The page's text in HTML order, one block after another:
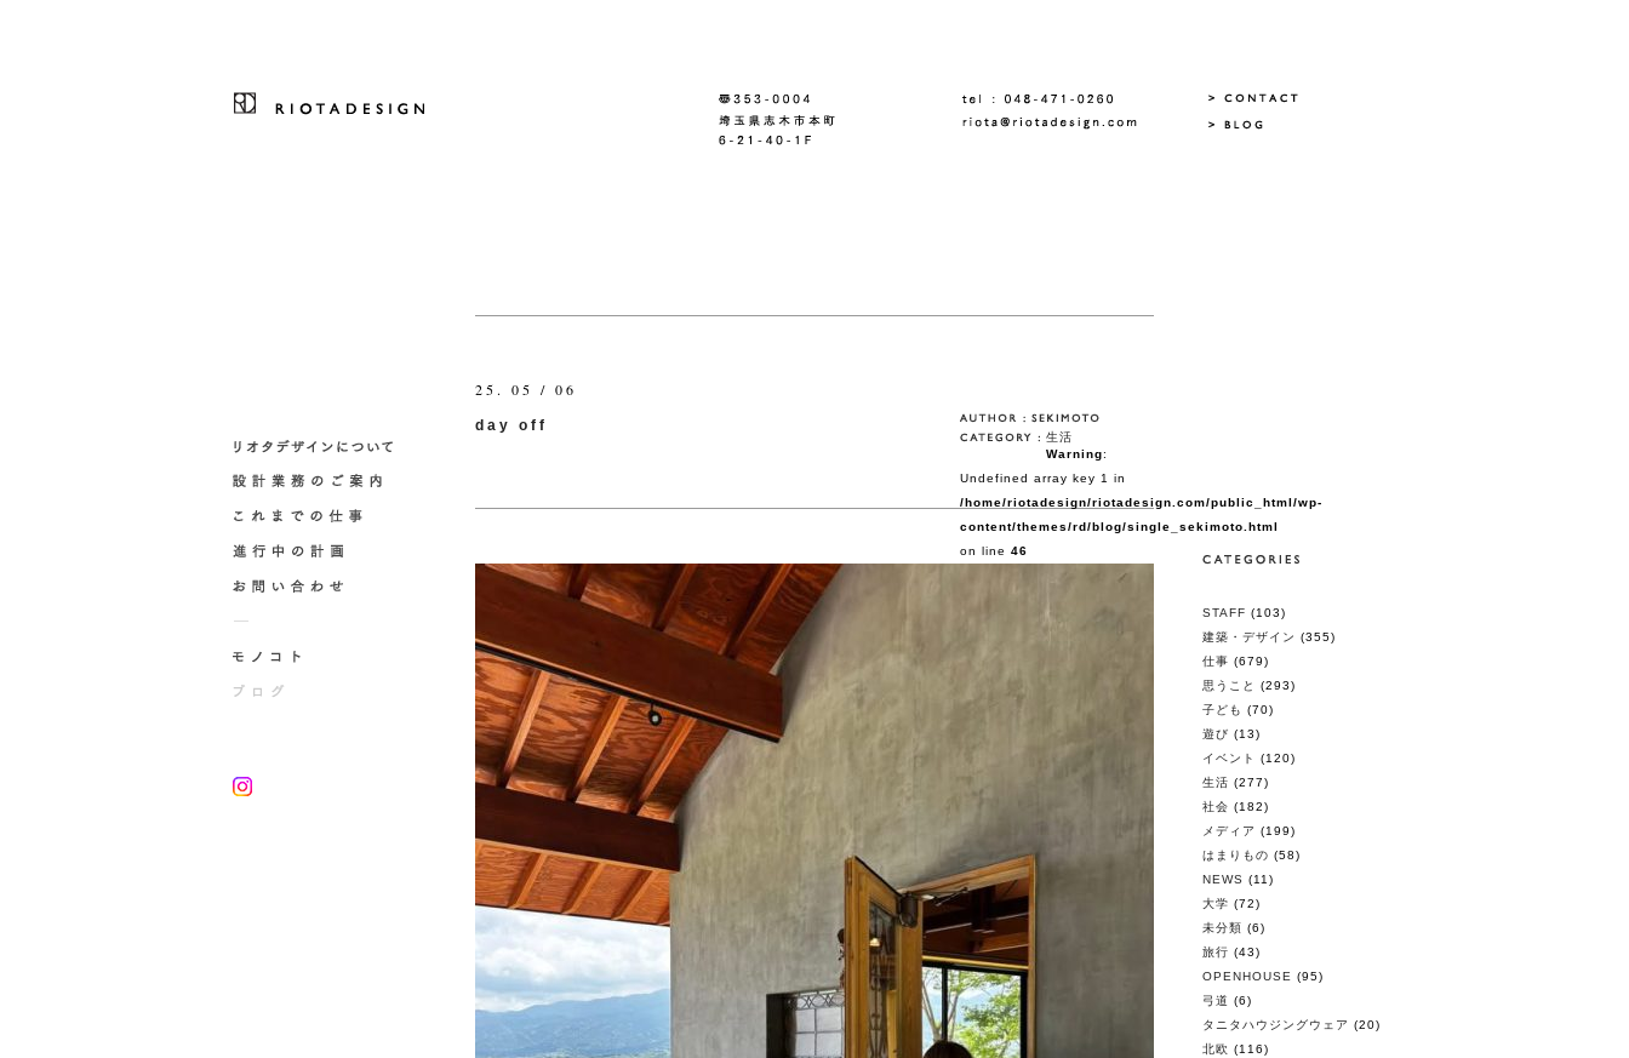
25. 05 / 06
day off
生活
Warning:
Undefined array key 1 in
/home/riotadesign/riotadesign.com/public_html/wp-
content/themes/rd/blog/single_sekimoto.html
on line 46
STAFF (103)
建築・デザイン (355)
仕事 (679)
思うこと
(293)
子ども (70)
遊び (13)
イベント
(120)
生活 (277)
社会 (182)
メディア (199)
はまりもの (58)
NEWS (11)
大学 (72)
未分類 (6)
旅行 (43)
OPENHOUSE (95)
弓道 (6)
タニタハウジングウェア (20)
北欧 (116)